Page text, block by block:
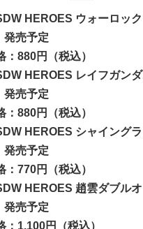
HEROES ウォーロッ
発売予定
：880円（税込）
HEROES レイフガンダ
発売予定
：880円（税込）
HEROES シャイング
発売予定
：770円（税込）
HEROES 趙雲ダブル
発売予定
：1,100円（税込）